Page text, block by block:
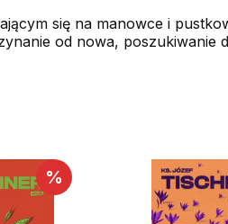
się na manowce i
od nowa, poszukiwanie
%